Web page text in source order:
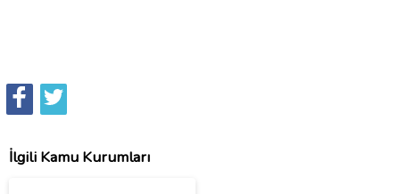
İlgili Kamu Kurumları